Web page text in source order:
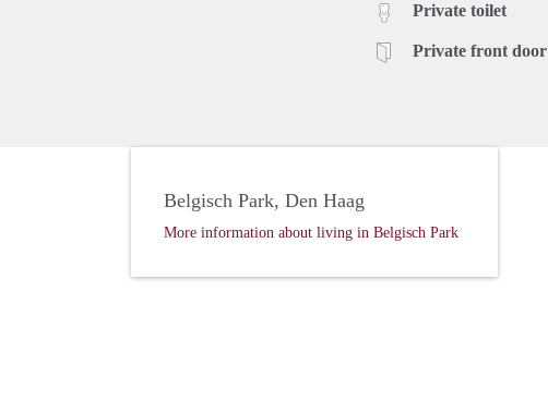
Private toilet
Private front door
Belgisch Park, Den Haag
More information about living in Belgisch Park